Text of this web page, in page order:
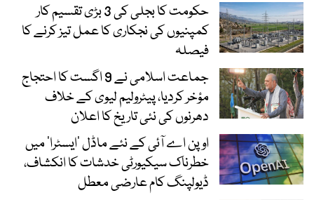
حکومت کا بجلی کی 3 بڑی تقسیم کار
کمپنیوں کی نجکاری کا عمل تیز کرنے کا
فیصلہ
جماعت اسلامی نے 9 اگست کا احتجاج
مؤخر کردیا، پیٹرولیم لیوی کے خلاف
دھرنوں کی نئی تاریخ کا اعلان
اوپن اے آئی کے نئے ماڈل ’ایسٹرا‘ میں
خطرناک سیکیورٹی خدشات کا انکشاف،
ڈیولپنگ کام عارضی معطل